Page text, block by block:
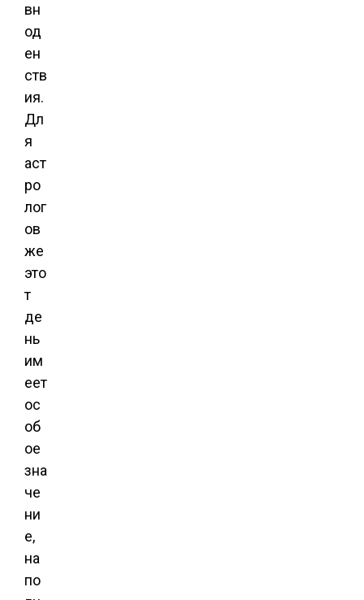
вн
од
ен
ств
ия.
Дл
я
аст
ро
лог
ов
же
это
т
де
нь
им
еет
ос
об
ое
зна
че
ни
е,
на
по